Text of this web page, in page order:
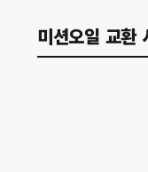
미션오일 교환